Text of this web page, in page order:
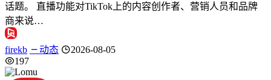
话题。 直播功能对TikTok上的内容创作者、营销人员和品牌
商来说…
firekb 动态
2026-08-05
197